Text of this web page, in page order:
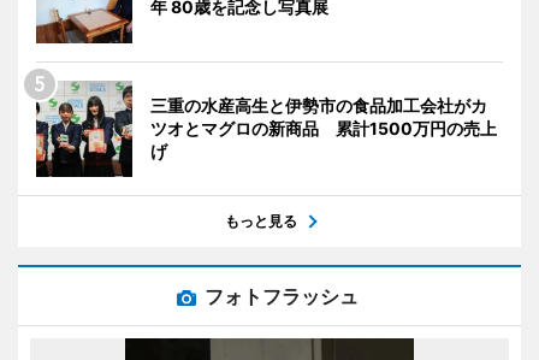
年 80歳を記念し写真展
三重の水産高生と伊勢市の食品加工会社がカ
ツオとマグロの新商品 累計1500万円の売上
げ
もっと見る
フォトフラッシュ